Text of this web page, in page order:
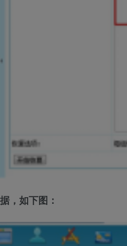
，如下图：